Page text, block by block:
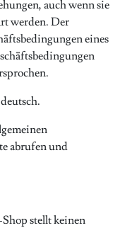
auch wenn sie
werden. Der
eines
abrufen und
stellt keinen